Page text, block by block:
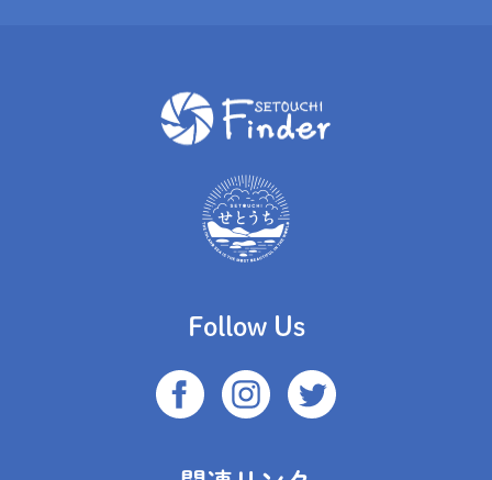
Follow Us